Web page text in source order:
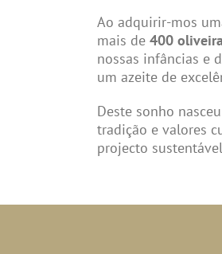
Ao adquirir-mos
mais de 400
nossas infâncias e
um azeite de
Deste sonho
tradição e valores
projecto